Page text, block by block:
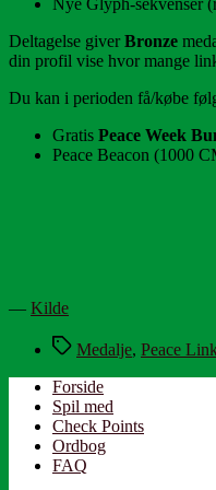
Deltagelse giverBronze
din profil vise hvor mange
Du kan i perioden få/købe
Gratis Peace Week
Peace Beacon (1000
— Kilde
TagsMedalje, Peace
Forside
Spil med
Check Points
Ordbog
FAQ